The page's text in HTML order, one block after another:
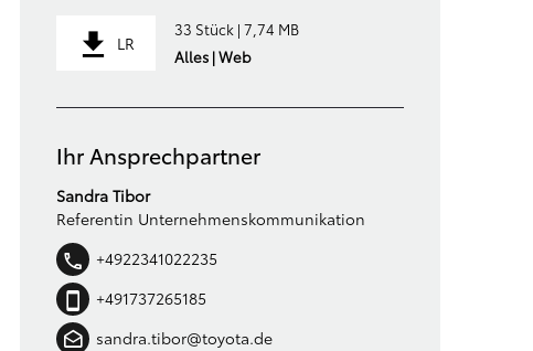
LR
33 Stück | 7,74 MB
Alles | Web
Ihr Ansprechpartner
Sandra Tibor
Referentin Unternehmenskommunikation
+4922341022235
+491737265185
sandra.tibor@toyota.de